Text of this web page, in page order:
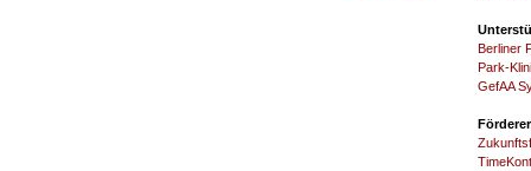
Berliner
Park-
GefAA
Förderer